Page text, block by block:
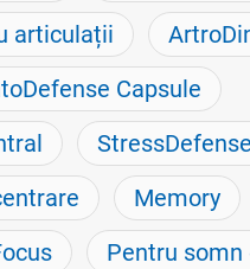
articulații
Capsule
Memory
Pentru